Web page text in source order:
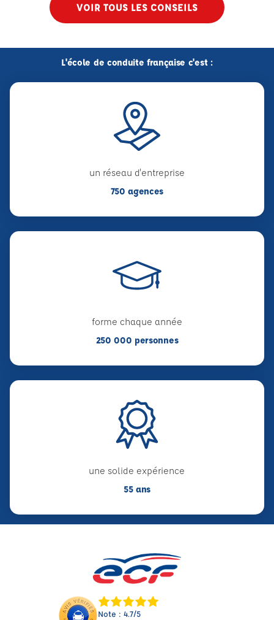
VOIR TOUS LES CONSEILS
L'école de conduite française c'est :
un réseau d'entreprise
750 agences
forme chaque année
250 000 personnes
une solide expérience
55 ans
Note : 4.7/5